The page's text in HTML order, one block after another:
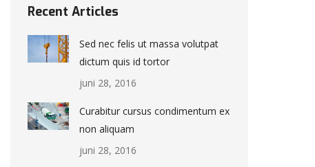
Recent Articles
Sed nec felis ut massa volutpat
dictum quis id tortor
juni 28, 2016
Curabitur cursus condimentum ex
non aliquam
juni 28, 2016